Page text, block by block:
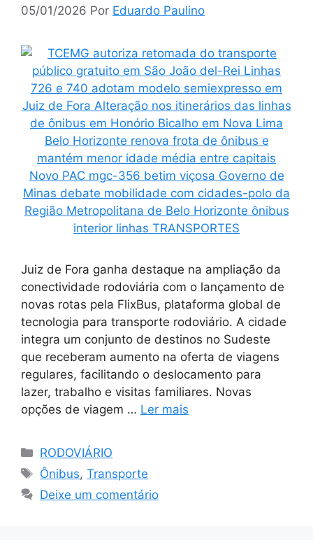
05/01/2026 Por Eduardo Paulino
Juiz de Fora ganha destaque na ampliação da
conectividade rodoviária com o lançamento de
novas rotas pela FlixBus, plataforma global de
tecnologia para transporte rodoviário. A cidade
integra um conjunto de destinos no Sudeste
que receberam aumento na oferta de viagens
regulares, facilitando o deslocamento para
lazer, trabalho e visitas familiares. Novas
opções de viagem … Ler mais
Categorias
RODOVIÁRIO
Tags
Ônibus,Transporte
Deixe um comentário